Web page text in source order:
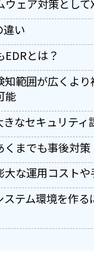
ウェア対策として
違い
EDRとは？
知範囲が広くよ
能
きなセキュリティ
くまでも事後対策
大な運用コストや
テム環境を作る